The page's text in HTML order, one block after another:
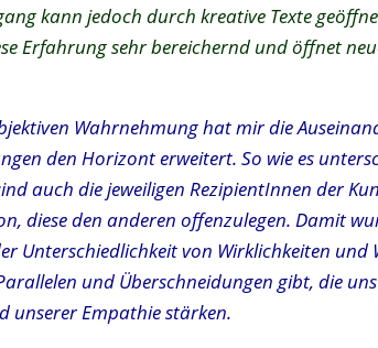
kann jedoch durch kreative Texte
Erfahrung sehr bereichernd und öffnet
Wahrnehmung hat mir die
den Horizont erweitert. So wie es
auch die jeweiligen RezipientInnen der
diese den anderen offenzulegen. Damit
Unterschiedlichkeit von Wirklichkeiten und
und Überschneidungen gibt, die
unserer Empathie stärken.